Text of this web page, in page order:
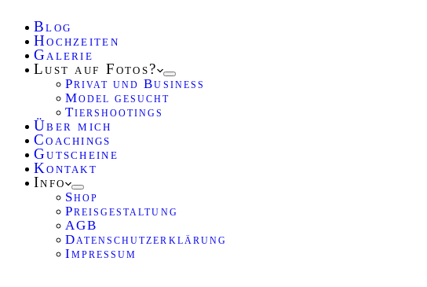
Blog
Hochzeiten
Galerie
Lust auf Fotos?
Privat und Business
Model gesucht
Tiershootings
Über mich
Coachings
Gutscheine
Kontakt
Info
Shop
Preisgestaltung
AGB
Datenschutzerklärung
Impressum